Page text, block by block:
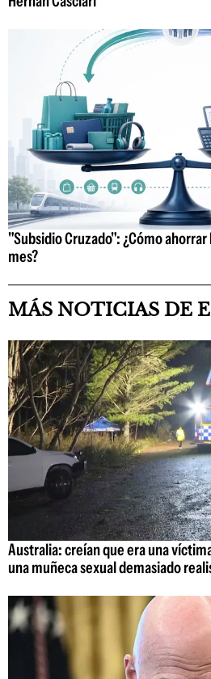
"Subsidio Cruzado": ¿Cómo
mes?
MÁS NOTICIAS DE
Australia: creían que era una
una muñeca sexual demasiado